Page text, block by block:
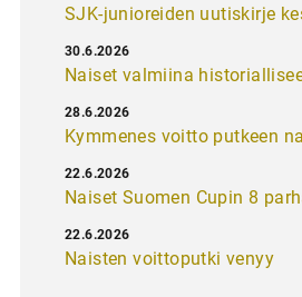
SJK-junioreiden uutiskirje
Naiset valmiina
30.6.2026
Kymmenes voitto putkeen
28.6.2026
Naiset Suomen Cupin 8
22.6.2026
Naisten voittoputki venyy
22.6.2026